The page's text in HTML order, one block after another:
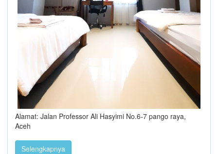
Alamat: Jalan Professor Ali Hasyimi No.6-7 pango raya,
Aceh
Selengkapnya